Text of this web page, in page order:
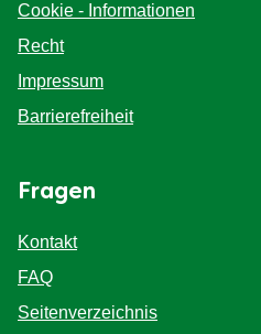
Cookie - Informationen
Recht
Impressum
Barrierefreiheit
Fragen
Kontakt
FAQ
Seitenverzeichnis